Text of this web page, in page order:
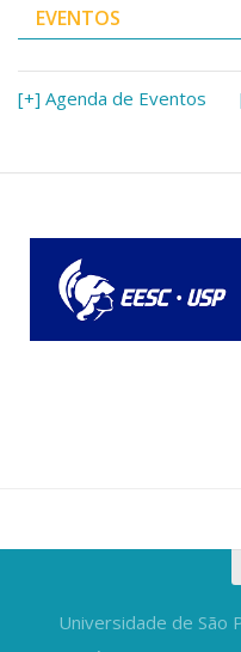
EVENTOS
[+] Agenda de Eventos
Universidade de São